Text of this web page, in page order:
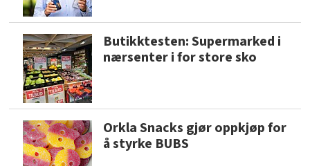
Butikktesten: Supermarked i
nærsenter i for store sko
Orkla Snacks gjør oppkjøp for
å styrke BUBS